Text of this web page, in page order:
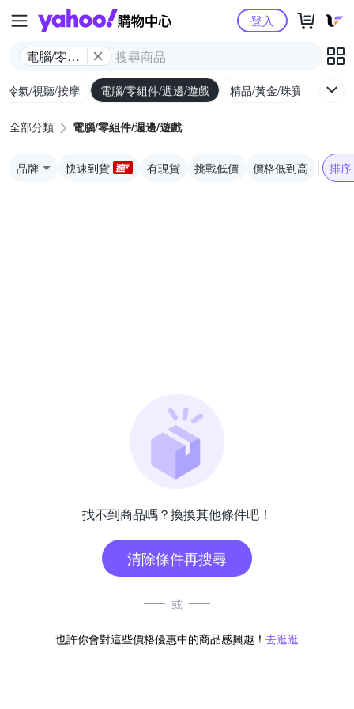
Yahoo購物中心
電腦/零組
戲
登入
/冷氣/視聽/按摩 電腦/零組件/週邊/遊戲 精品/黃金/珠寶/手錶
全部分類 電腦/零組件/週邊/遊戲
品牌 快速到貨 有現貨 挑戰低價 價格低到高 排序
找不到商品嗎？換換其他條件吧！
清除條件再搜尋
或
也許你會對這些價格優惠中的商品感興趣！ 去逛逛